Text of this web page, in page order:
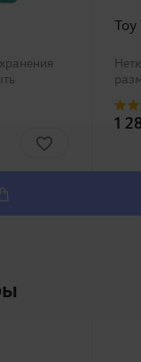
RENDS!
1